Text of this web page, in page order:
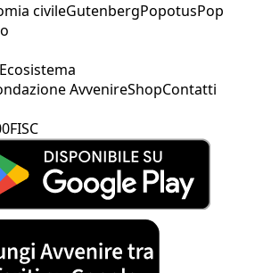
civileGutenbergPopotusPop
Ecosistema
AvvenireShopContatti
FISC